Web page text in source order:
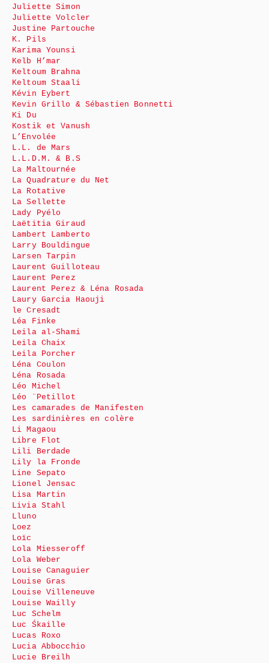
Juliette Simon
Juliette Volcler
Justine Partouche
K. Pils
Karima Younsi
Kelb H’mar
Keltoum Brahna
Keltoum Staali
Kévin Eybert
Kevin Grillo & Sébastien Bonnetti
Ki Du
Kostik et Vanush
L’Envolée
L.L. de Mars
L.L.D.M. & B.S
La Maltournée
La Quadrature du Net
La Rotative
La Sellette
Lady Pyélo
Laëtitia Giraud
Lambert Lamberto
Larry Bouldingue
Larsen Tarpin
Laurent Guilloteau
Laurent Perez
Laurent Perez & Léna Rosada
Laury Garcia Haouji
le Cresadt
Léa Finke
Leila al-Shami
Leila Chaix
Leila Porcher
Léna Coulon
Léna Rosada
Léo Michel
Léo ¨Petillot
Les camarades de Manifesten
Les sardinières en colère
Li Magaou
Libre Flot
Lili Berdade
Lily la Fronde
Line Sepato
Lionel Jensac
Lisa Martin
Livia Stahl
Lluno
Loez
Loïc
Lola Miesseroff
Lola Weber
Louise Canaguier
Louise Gras
Louise Villeneuve
Louise Wailly
Luc Schelm
Luc Śkaille
Lucas Roxo
Lucia Abbocchio
Lucie Breilh